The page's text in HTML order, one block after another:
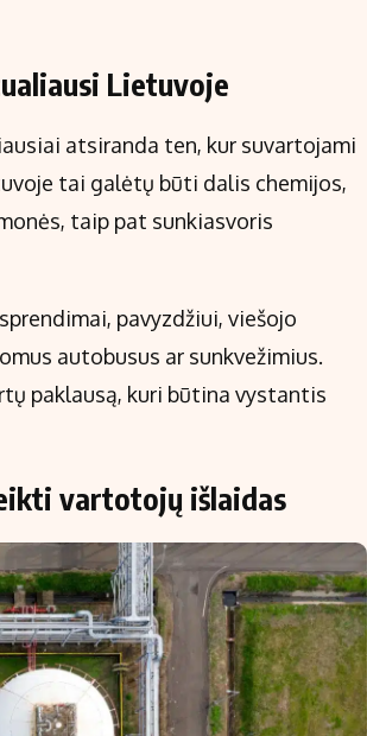
Lietuvoje
atsiranda ten, kur suvartojami
tai galėtų būti dalis chemijos,
taip pat sunkiasvoris
pavyzdžiui, viešojo
autobusus ar sunkvežimius.
paklausą, kuri būtina vystantis
vartotojų išlaidas